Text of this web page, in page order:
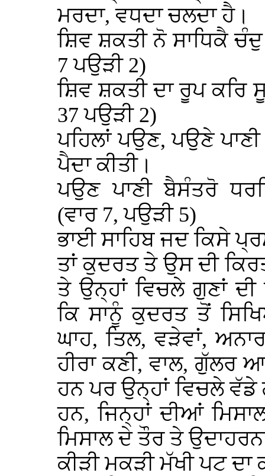
ਮਰਦਾ, ਵਧਦਾ ਚਲਦਾ ਹੈ।
ਸ਼ਿਵ ਸ਼ਕਤੀ ਨੋ ਸਾਧਿਕੈ
7 ਪਉੜੀ 2)
ਸ਼ਿਵ ਸ਼ਕਤੀ ਦਾ ਰੂਪ
37 ਪਉੜੀ 2)
ਪਹਿਲਾਂ ਪਉਣ, ਪਉਣੇ
ਪੈਦਾ ਕੀਤੀ।
ਪਉਣ ਪਾਣੀ ਬੈਸੰਤਰੋ
(ਵਾਰ 7, ਪਉੜੀ 5)
ਭਾਈ ਸਾਹਿਬ ਜਦ ਕਿਸੇ
ਤਾਂ ਕੁਦਰਤ ਤੇ ਉਸ ਦੀ
ਤੇ ਉਨ੍ਹਾਂ ਵਿਚਲੇ ਗੁਣਾਂ
ਕਿ ਸਾਨੂੰ ਕੁਦਰਤ ਤੋਂ
ਘਾਹ, ਤਿਲ, ਵੜੇਵਾਂ,
ਹੀਰਾ ਕਣੀ, ਵਾਲ, ਗੁੱਲਰ
ਹਨ ਪਰ ਉਨ੍ਹਾਂ ਵਿਚਲੇ
ਹਨ, ਜਿਨ੍ਹਾਂ ਦੀਆਂ
ਮਿਸਾਲ ਦੇ ਤੌਰ ਤੇ
ਕੀੜੀ ਮਕੜੀ ਮੱਖੀ ਪਟ ਦਾ